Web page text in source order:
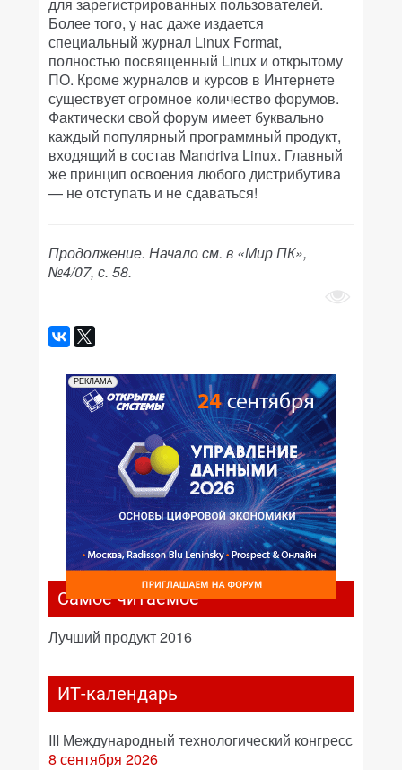
Более того, у нас даже издается
специальный журнал Linux Format,
полностью посвященный Linux и открытому
ПО. Кроме журналов и курсов в Интернете
существует огромное количество форумов.
Фактически свой форум имеет буквально
каждый популярный программный продукт,
входящий в состав Mandriva Linux. Главный
же принцип освоения любого дистрибутива
— не отступать и не сдаваться!
Продолжение. Начало см. в «Мир ПК»,
№4/07, с. 58.
РЕКЛАМА
Самое читаемое
Лучший продукт 2016
ИТ-календарь
III Международный технологический конгресс
8 сентября 2026